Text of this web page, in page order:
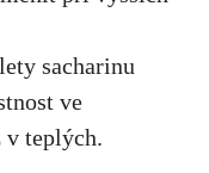
sacharinu
ve
v teplých.